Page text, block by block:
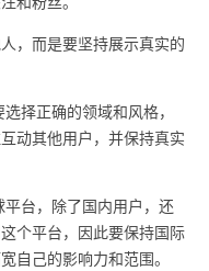
，而是要坚持展示真实的
正确的领域和风格，
动其他用户，并保持真实
台，除了国内用户，还
个平台，因此要保持国际
自己的影响力和范围。